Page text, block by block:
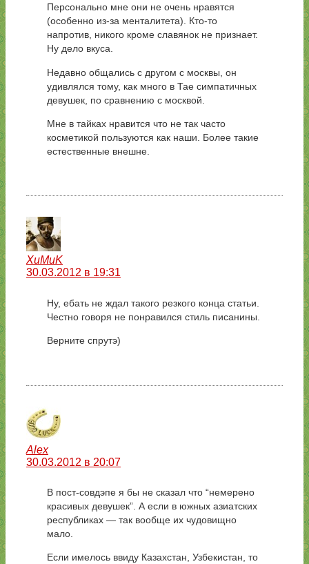
Персонально мне они не очень нравятся
(особенно из-за менталитета). Кто-то
напротив, никого кроме славянок не признает.
Ну дело вкуса.
Недавно общались с другом с москвы, он
удивлялся тому, как много в Тае симпатичных
девушек, по сравнению с москвой.
Мне в тайках нравится что не так часто
косметикой пользуются как наши. Более такие
естественные внешне.
XuMuK
30.03.2012 в 19:31
Ну, ебать не ждал такого резкого конца статьи.
Честно говоря не понравился стиль писанины.
Верните спрутэ)
Alex
30.03.2012 в 20:07
В пост-совдэпе я бы не сказал что “немерено
красивых девушек”. А если в южных азиатских
республиках — так вообще их чудовищно
мало.
Если имелось ввиду Казахстан, Узбекистан, то